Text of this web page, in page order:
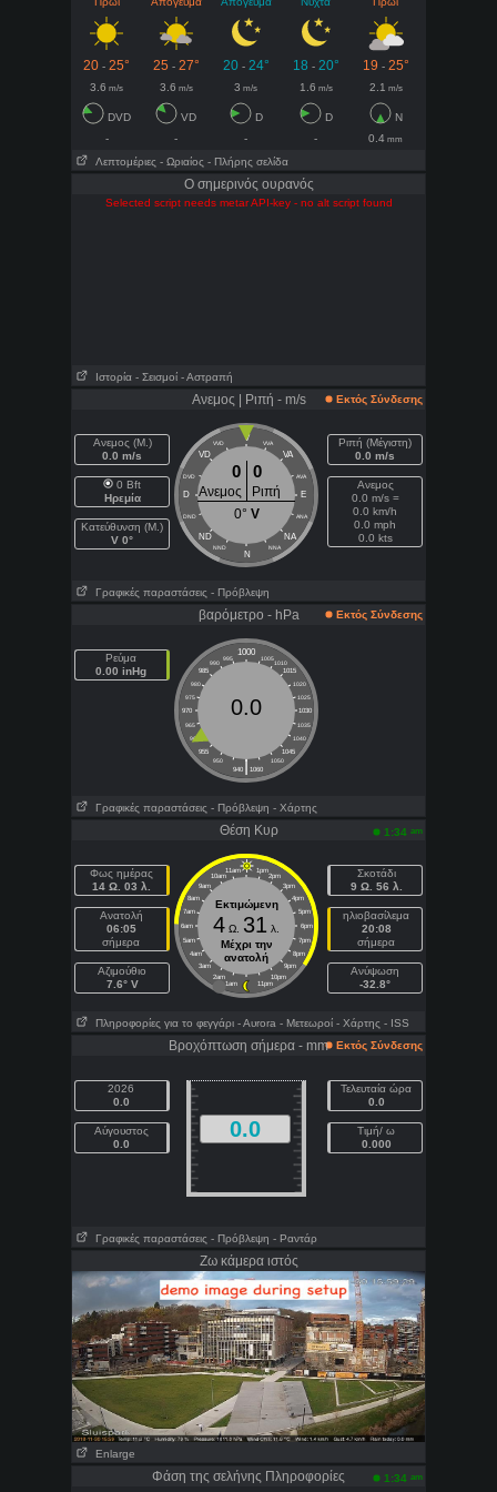
20 - 25° 25 - 27° 20- 24° 18 - 20° 19 - 25°
3.6 m/s 3.6 m/s 3 m/s 1.6 m/s 2.1 m/s
DVD VD D D
N
-
- - - 0.4 mm
Λεπτομέριες - Ωριαίος - Πλήρης σελίδα
Ο σημερινός ουρανός
Selected script needs metar API-key - no alt script found
Ιστορία - Σεισμοί - Αστραπή
Ανεμος | Ριπή - m/s Εκτός Σύνδεσης
Ανεμος (Μ.)
0.0 m/s
0 Bft
Ηρεμία
Κατεύθυνση (Μ.)
V 0°
V
VVD VVA
VD VA
DVD AVA
D E
DND ANA
ND NA
NND NNA
N
0 0
Ανεμος
Ριπή
0° V
Ριπή (Μέγιστη)
0.0 m/s
Ανεμος
0.0 m/s =
0.0 km/h
0.0 mph
0.0 kts
Γραφικές παραστάσεις - Πρόβλεψη
βαρόμετρο - hPa Εκτός Σύνδεσης
Ρεύμα
0.00 inHg
1000
995 1005
990
1010
985
1015
980
1020
975
1025
970
1030
965
1035
960
1040
955
1045
950
1050
|
940 1060
0.0
Γραφικές παραστάσεις - Πρόβλεψη - Χάρτης
Θέση Κυρ 1:34 am
Φως ημέρας
14 Ω. 03 λ.
Ανατολή
06:05
σήμερα
Aζιμούθιο
7.6° V
11am 1pm
10am 2pm
9am 3pm
8am 4pm
7am 5pm
6am 6pm
5am 7pm
4am 8pm
3am 9pm
2am 10pm
1am 11pm
Εκτιμώμενη
4 Ω. 31 λ.
Μέχρι την
ανατολή
Σκοτάδι
9 Ω. 56 λ.
ηλιοβασίλεμα
20:08
σήμερα
Ανύψωση
-32.8°
Πληροφορίες για το φεγγάρι - Αυrora - Μετεωροί - Χάρτης - ISS
Βροχόπτωση σήμερα - mm Εκτός Σύνδεσης
2026
0.0
Αύγουστος
0.0
0.0
Τελευταία ώρα
0.0
Τιμή/ ω
0.000
Γραφικές παραστάσεις - Πρόβλεψη - Ραντάρ
Ζω κάμερα ιστός
Enlarge
Φάση της σελήνης Πληροφορίες 1:34 am